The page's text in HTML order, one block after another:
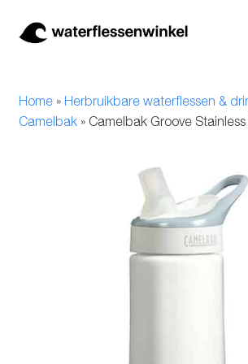
Ga
Ga
Bidons
Home» Herbruikbare waterflessen &
Camelbak» Camelbak Groove